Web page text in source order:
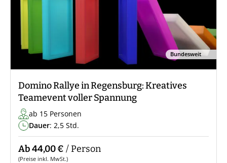
Bundesweit
Domino Rallye in Regensburg: Kreatives
Teamevent voller Spannung
ab 15 Personen
Dauer: 2,5 Std.
Ab 44,00 € / Person
(Preise inkl. MwSt.)